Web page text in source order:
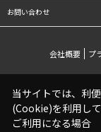
お問い合わせ
会社概要 プ
当サイトでは、利
(Cookie)を利用し
ご利用になる場合